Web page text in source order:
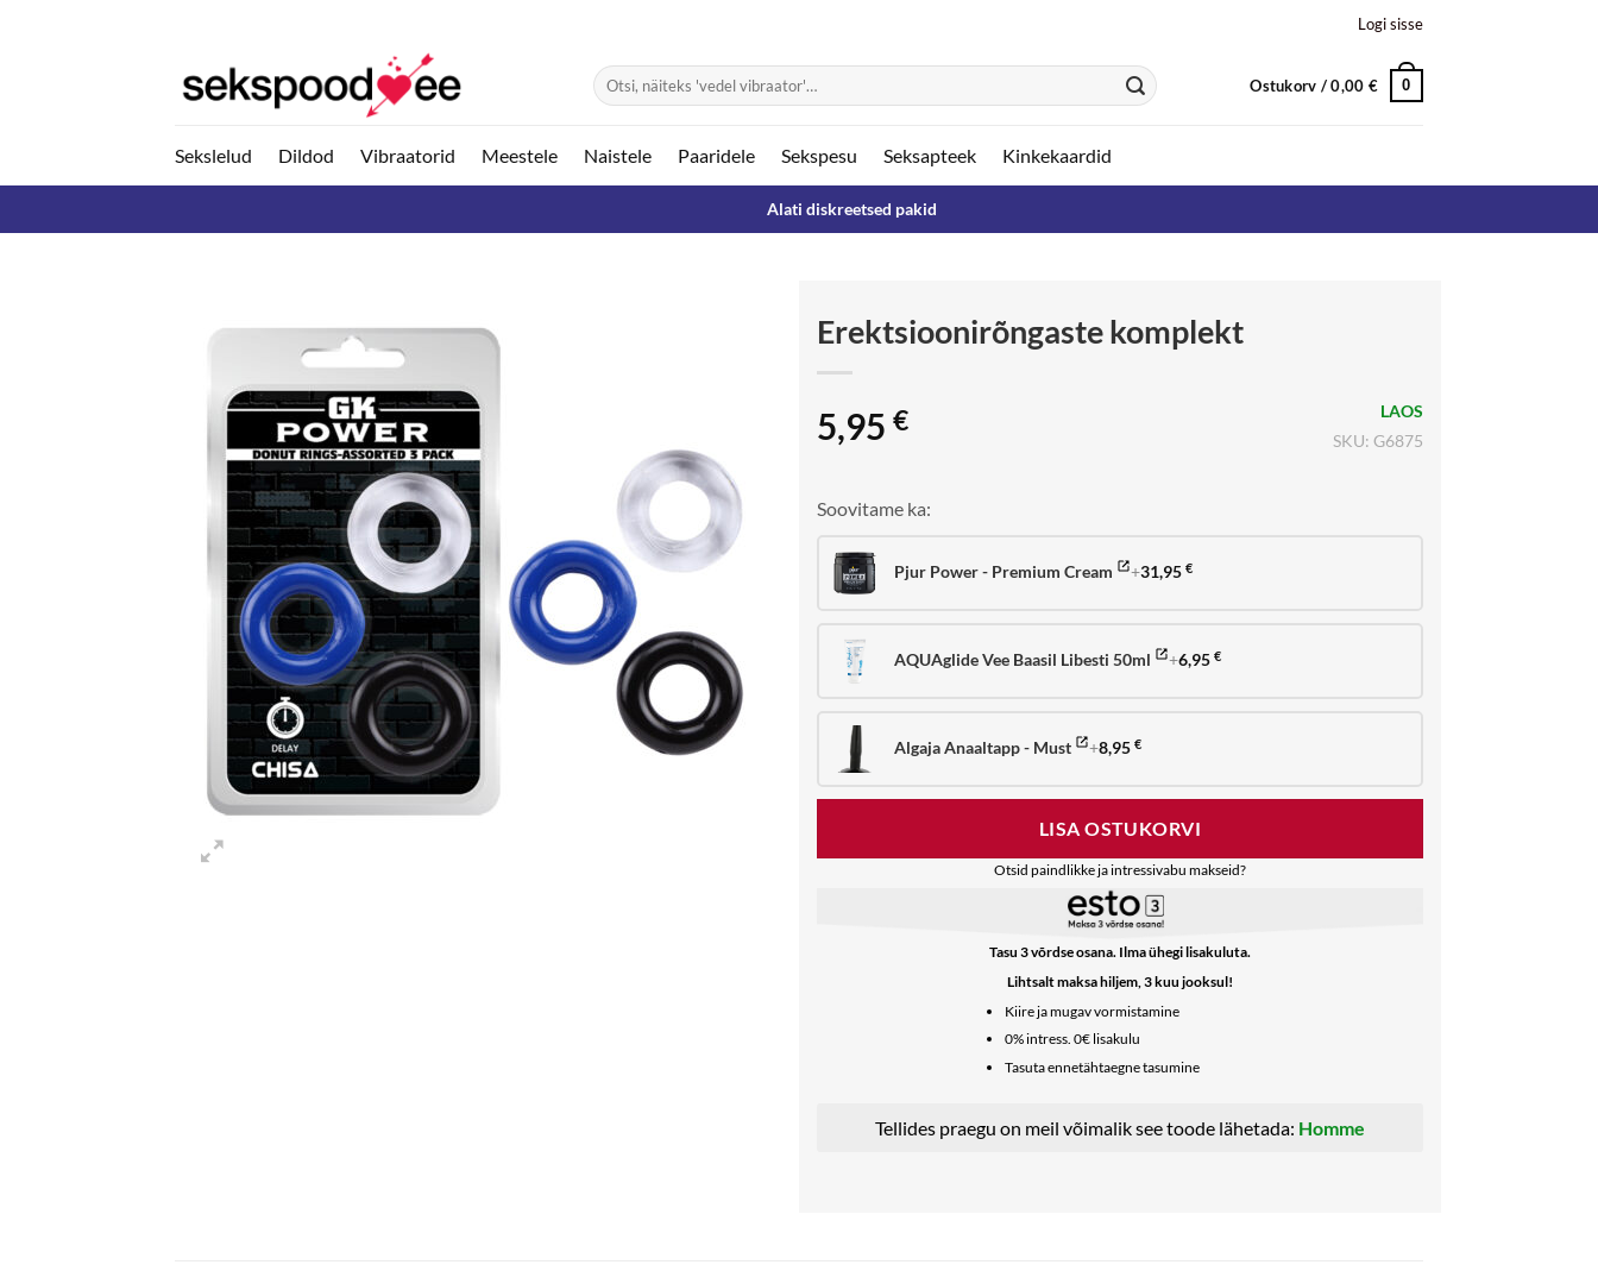
Logi sisse
Otsi: Ostukorv /0,00 € 0
Sekslelud Dildod Vibraatorid Meestele Naistele Paaridele Sekspesu Seksapteek Kinkekaardid
Alati diskreetsed pakid
Erektsioonirõngaste komplekt
5,95 €
LAOS
SKU: G6875
Soovitame ka:
Pjur Power - Premium Cream +31,95 €
AQUAglide Vee Baasil Libesti 50ml +6,95 €
Algaja Anaaltapp - Must +8,95 €
LISA OSTUKORVI
Otsid paindlikke ja intressivabu makseid?
Tasu 3 võrdse osana. Ilma ühegi lisakuluta.
Lihtsalt maksa hiljem, 3 kuu jooksul!
Kiire ja mugav vormistamine
0% intress. 0€ lisakulu
Tasuta ennetähtaegne tasumine
Tellides praegu on meil võimalik see toode lähetada: Homme